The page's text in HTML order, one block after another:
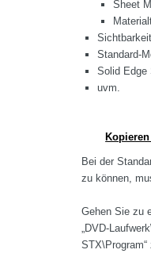
Sheet
Standard-
Solid Edge
uvm.
Bei der
zu können,
Gehen Sie zu
„DVD-